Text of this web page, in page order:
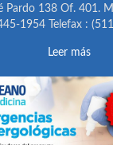
Pardo 138 Of. 401.
1954 Telefax :
Leer más